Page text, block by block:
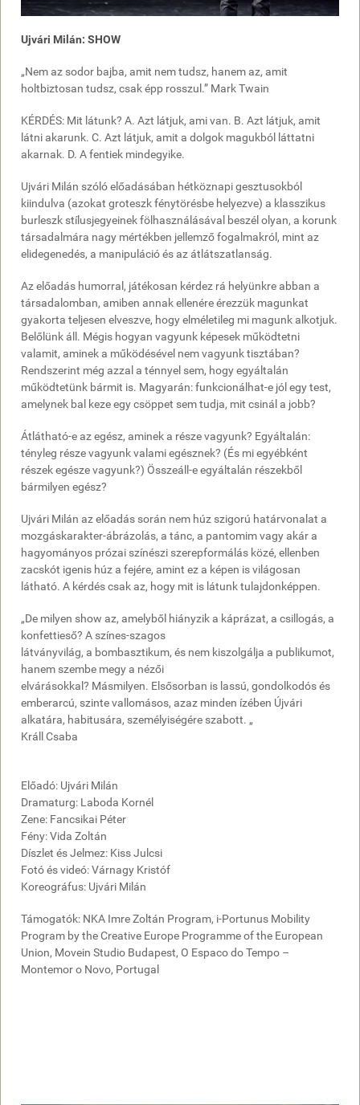
Ujvári Milán: SHOW
„Nem az sodor bajba, amit nem tudsz, hanem az, amit
holtbiztosan tudsz, csak épp rosszul.” Mark Twain
KÉRDÉS: Mit látunk? A. Azt látjuk, ami van. B. Azt látjuk, amit
látni akarunk. C. Azt látjuk, amit a dolgok magukból láttatni
akarnak. D. A fentiek mindegyike.
Ujvári Milán szóló előadásában hétköznapi gesztusokból
kiindulva (azokat groteszk fénytörésbe helyezve) a klasszikus
burleszk stílusjegyeinek fölhasználásával beszél olyan, a korunk
társadalmára nagy mértékben jellemző fogalmakról, mint az
elidegenedés, a manipuláció és az átlátszatlanság.
Az előadás humorral, játékosan kérdez rá helyünkre abban a
társadalomban, amiben annak ellenére érezzük magunkat
gyakorta teljesen elveszve, hogy elméletileg mi magunk alkotjuk.
Belőlünk áll. Mégis hogyan vagyunk képesek működtetni
valamit, aminek a működésével nem vagyunk tisztában?
Rendszerint még azzal a ténnyel sem, hogy egyáltalán
működtetünk bármit is. Magyarán: funkcionálhat-e jól egy test,
amelynek bal keze egy csöppet sem tudja, mit csinál a jobb?
Átlátható-e az egész, aminek a része vagyunk? Egyáltalán:
tényleg része vagyunk valami egésznek? (És mi egyébként
részek egésze vagyunk?) Összeáll-e egyáltalán részekből
bármilyen egész?
Ujvári Milán az előadás során nem húz szigorú határvonalat a
mozgáskarakter-ábrázolás, a tánc, a pantomim vagy akár a
hagyományos prózai színészi szerepformálás közé, ellenben
zacskót igenis húz a fejére, amint ez a képen is világosan
látható. A kérdés csak az, hogy mit is látunk tulajdonképpen.
„De milyen show az, amelyből hiányzik a káprázat, a csillogás, a
konfettieső? A színes-szagos
látványvilág, a bombasztikum, és nem kiszolgálja a publikumot,
hanem szembe megy a nézői
elvárásokkal? Másmilyen. Elsősorban is lassú, gondolkodós és
emberarcú, szinte vallomásos, azaz minden ízében Újvári
alkatára, habitusára, személyiségére szabott. „
Králl Csaba
Előadó: Ujvári Milán
Dramaturg: Laboda Kornél
Zene: Fancsikai Péter
Fény: Vida Zoltán
Díszlet és Jelmez: Kiss Julcsi
Fotó és videó: Várnagy Kristóf
Koreográfus: Ujvári Milán
Támogatók: NKA Imre Zoltán Program, i-Portunus Mobility
Program by the Creative Europe Programme of the European
Union, Movein Studio Budapest, O Espaco do Tempo –
Montemor o Novo, Portugal